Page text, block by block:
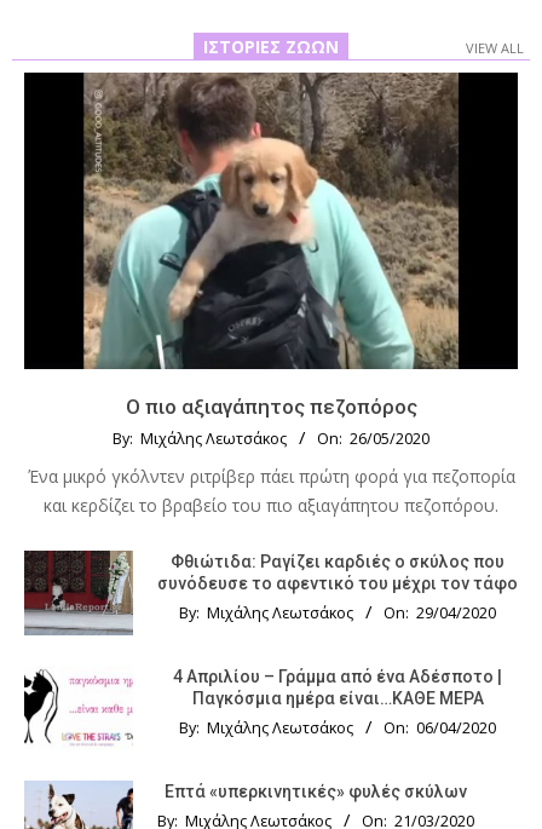
ΙΣΤΟΡΊΕΣ ΖΏΩΝ VIEW ALL
Ο πιο αξιαγάπητος πεζοπόρος
By: Μιχάλης Λεωτσάκος On: 26/05/2020
Ένα μικρό γκόλντεν ριτρίβερ πάει πρώτη φορά για πεζοπορία
και κερδίζει το βραβείο του πιο αξιαγάπητου πεζοπόρου.
Φθιώτιδα: Ραγίζει καρδιές ο σκύλος που
συνόδευσε το αφεντικό του μέχρι τον τάφο
By: Μιχάλης Λεωτσάκος On: 29/04/2020
4 Απριλίου – Γράμμα από ένα Αδέσποτο |
Παγκόσμια ημέρα είναι…ΚΑΘΕ ΜΕΡΑ
By: Μιχάλης Λεωτσάκος On: 06/04/2020
Επτά «υπερκινητικές» φυλές σκύλων
By: Μιχάλης Λεωτσάκος On: 21/03/2020